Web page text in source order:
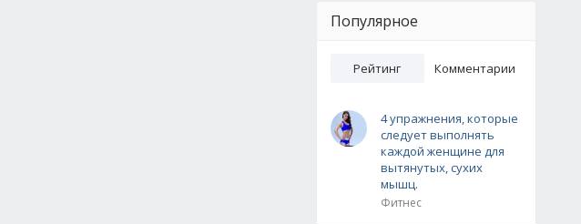
Популярное
Рейтинг Комментарии
4 упражнения, которые
следует выполнять
каждой женщине для
вытянутых, сухих
мышц.
Фитнес